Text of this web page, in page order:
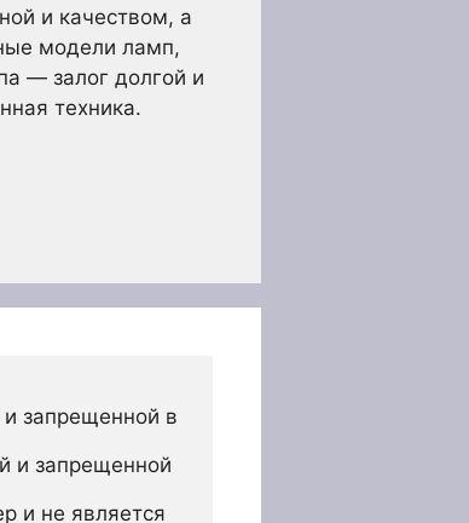
и качеством, а
модели ламп,
— залог долгой и
техника.
запрещенной в
и запрещенной
и не является